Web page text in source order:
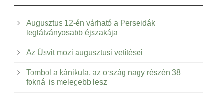
Augusztus 12-én várható a Perseidák
leglátványosabb éjszakája
Az Úsvit mozi augusztusi vetítései
Tombol a kánikula, az ország nagy részén 38
foknál is melegebb lesz